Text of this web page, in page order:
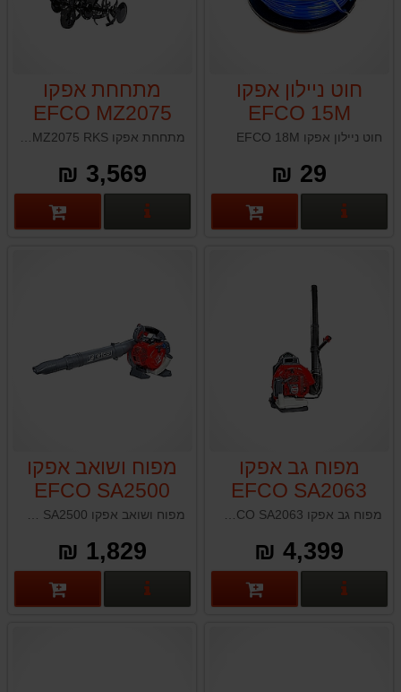
חוט ניילון אפקו
EFCO 15M
חוט ניילון אפקו EFCO 18M
29 ₪
פרטים נוספים
מתחחת אפקו
EFCO MZ2075
RKS
3,569 ₪
פרטים נוספים
מפוח גב אפקו
EFCO SA2063
4,399 ₪
פרטים נוספים
מפוח ושואב אפקו
EFCO SA2500
1,829 ₪
פרטים נוספים